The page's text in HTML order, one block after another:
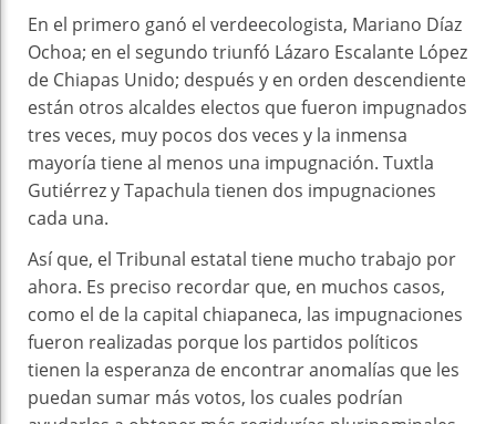
En el primero ganó el verdeecologista, Mariano Díaz
Ochoa; en el segundo triunfó Lázaro Escalante López
de Chiapas Unido; después y en orden descendiente
están otros alcaldes electos que fueron impugnados
tres veces, muy pocos dos veces y la inmensa
mayoría tiene al menos una impugnación. Tuxtla
Gutiérrez y Tapachula tienen dos impugnaciones
cada una.
Así que, el Tribunal estatal tiene mucho trabajo por
ahora. Es preciso recordar que, en muchos casos,
como el de la capital chiapaneca, las impugnaciones
fueron realizadas porque los partidos políticos
tienen la esperanza de encontrar anomalías que les
puedan sumar más votos, los cuales podrían